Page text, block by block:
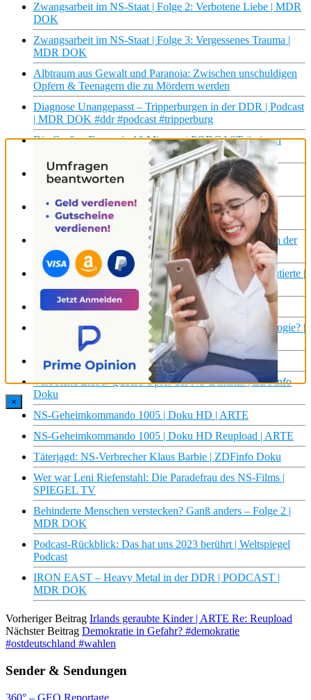
Zwangsarbeit im NS-Staat | Folge 2: Verbotene Liebe | MDR
DOK
Zwangsarbeit im NS-Staat | Folge 3: Vergessenes Trauma |
MDR DOK
Albtraum aus Gewalt und Paranoia: Zwischen unschuldigen
Opfern & Teenagern die zu Mördern werden
Diagnose Unangepasst – Tripperburgen in der DDR | Podcast
| MDR DOK #ddr #podcast #tripperburg
Die Großen Fragen in 10 Minuten | PODCAST #wissen
Zwangsarbeit im NS-Staat: Vergessenes Trauma
#nationalsozialismus #zweiterweltkrieg #zwangsarbeit
Wie ihr den Menschen in der Ukraine helfen könnt |
Weltspiegel Podcast
Das öffentlichste Verbrechen der Nazis: Zwangsarbeit in der
NS-Zeit | ZDFinfo Doku
Mörder bevorzugt – Wie der BND NS-Verbrecher rekrutierte |
Frauen der NS-Zeit | Doku HD | ARTE
Hitler-Memes an Schulen: Verharmlosung der NS-Ideologie? |
Y-Kollektiv
Frauen der NS-Zeit | Doku HD Reupload | ARTE
Verbotene Liebe: Queere Opfer der NS-Diktatur | ZDFinfo
Doku
NS-Geheimkommando 1005 | Doku HD | ARTE
NS-Geheimkommando 1005 | Doku HD Reupload | ARTE
Täterjagd: NS-Verbrecher Klaus Barbie | ZDFinfo Doku
Wer war Leni Riefenstahl: Die Paradefrau des NS-Films |
SPIEGEL TV
Behinderte Menschen verstecken? Ganß anders – Folge 2 |
MDR DOK
Podcast-Rückblick: Das hat uns 2023 berührt | Weltspiegel
Podcast
IRON EAST – Heavy Metal in der DDR | PODCAST |
MDR DOK
Vorheriger Beitrag Irlands geraubte Kinder | ARTE Re: Reupload
Nächster Beitrag Demokratie in Gefahr? #demokratie
#ostdeutschland #wahlen
Sender & Sendungen
360° – GEO Reportage
×